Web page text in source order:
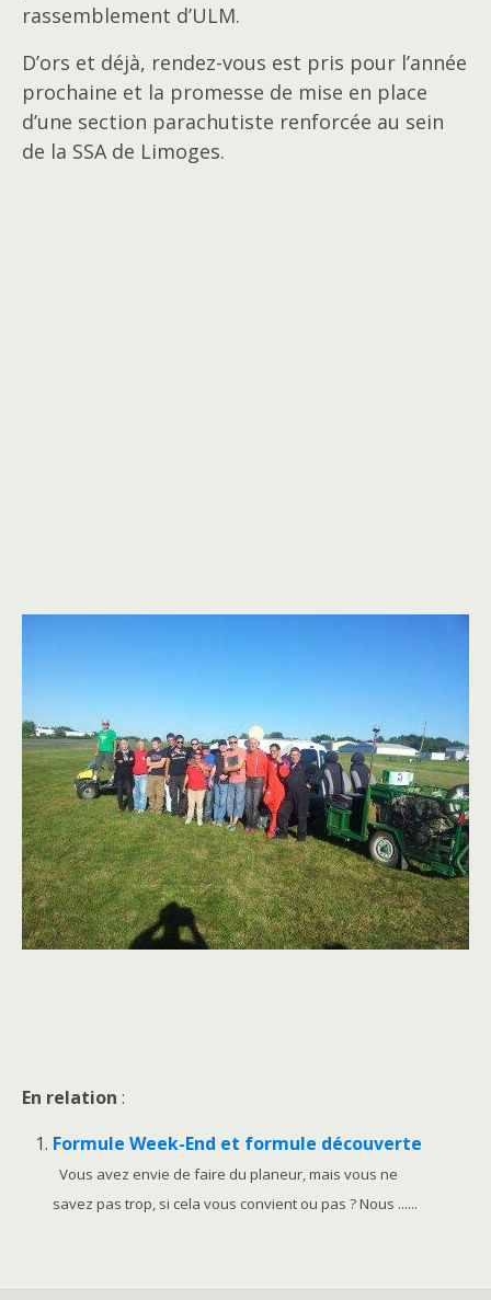
rassemblement d’ULM.
D’ors et déjà, rendez-vous est pris pour l’année
prochaine et la promesse de mise en place
d’une section parachutiste renforcée au sein
de la SSA de Limoges.
En relation :
Formule Week-End et formule découverte
Vous avez envie de faire du planeur, mais vous ne
savez pas trop, si cela vous convient ou pas ? Nous ......